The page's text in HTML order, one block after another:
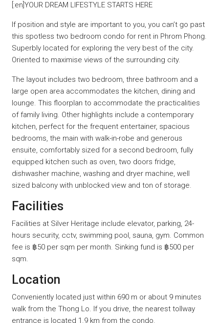
[:en]YOUR DREAM LIFESTYLE STARTS HERE
If position and style are important to you, you can’t go past
this spotless two bedroom condo for rent in Phrom Phong.
Superbly located for exploring the very best of the city.
Oriented to maximise views of the surrounding city.
The layout includes two bedroom, three bathroom and a
large open area accommodates the kitchen, dining and
lounge. This floorplan to accommodate the practicalities
of family living. Other highlights include a contemporary
kitchen, perfect for the frequent entertainer, spacious
bedrooms, the main with walk-in-robe and generous
ensuite, comfortably sized for a second bedroom, fully
equipped kitchen such as oven, two doors fridge,
dishwasher machine, washing and dryer machine, well
sized balcony with unblocked view and ton of storage.
Facilities
Facilities at Silver Heritage include elevator, parking, 24-
hours security, cctv, swimming pool, sauna, gym. Common
fee is ฿50 per sqm per month. Sinking fund is ฿500 per
sqm.
Location
Conveniently located just within 690 m or about 9 minutes
walk from the Thong Lo. If you drive, the nearest tollway
entrance is located 1.9 km from the condo.